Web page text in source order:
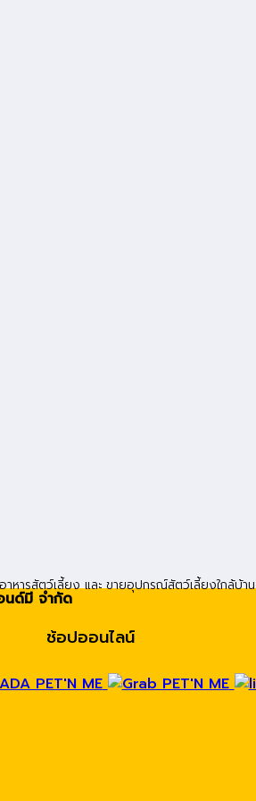
าหารสัตว์เลี้ยง และ ขายอุปกรณ์สัตว์เลี้ยงใกล้บ้าน
นด์มี จำกัด
ช้อปออนไลน์